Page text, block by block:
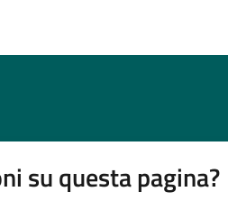
su questa pagina?